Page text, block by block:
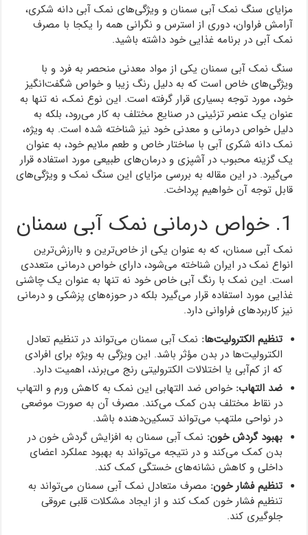
مزایای سنگ نمک آبی سمنان و ویژگی‌های نمک آبی دانه شکری،
آرامش فراوان، دوری از استرس و نگرانی همه را یکجا با مصرف
نمک آبی در برنامه غذایی خود داشته باشید.
سنگ نمک آبی سمنان یکی از مواد معدنی منحصر به فرد و با
ویژگی‌های خاص است که به دلیل رنگ زیبا و خواص شگفت‌انگیز
خود، مورد توجه بسیاری قرار گرفته است. این نوع نمک، نه تنها به
عنوان یک عنصر تزئینی در صنایع مختلف به کار می‌رود، بلکه به
دلیل خواص درمانی و معدنی خود نیز شناخته شده است. به ویژه،
نمک دانه شکری آبی با ساختار خاص و طعم ملایم خود، به عنوان
یک گزینه محبوب در آشپزی و درمان‌های طبیعی مورد استفاده قرار
می‌گیرد. در این مقاله به بررسی مزایای این سنگ نمک و ویژگی‌های
قابل توجه آن خواهیم پرداخت.
1. خواص درمانی نمک آبی سمنان
نمک آبی سمنان، که به عنوان یکی از خاص‌ترین و باارزش‌ترین
انواع نمک در ایران شناخته می‌شود، دارای خواص درمانی متعددی
است. این نمک با رنگ آبی خاص خود نه تنها به عنوان یک چاشنی
غذایی مورد استفاده قرار می‌گیرد بلکه در حوزه‌های پزشکی و درمانی
نیز کاربردهای فراوانی دارد.
تنظیم الکترولیت‌ها: نمک آبی سمنان می‌تواند در تنظیم تعادل
الکترولیت‌ها در بدن مؤثر باشد. این ویژگی به ویژه برای افرادی
که از کم‌آبی یا اختلالات الکترولیتی رنج می‌برند، اهمیت دارد.
ضد التهاب: خواص ضد التهابی این نمک به کاهش ورم و التهاب
در نقاط مختلف بدن کمک می‌کند. مصرف آن به صورت موضعی
در نواحی ملتهب می‌تواند تسکین‌دهنده باشد.
بهبود گردش خون: نمک آبی سمنان به افزایش گردش خون در
بدن کمک می‌کند و در نتیجه می‌تواند به بهبود عملکرد اعضای
داخلی و کاهش نشانه‌های خستگی کمک کند.
تنظیم فشار خون: مصرف متعادل نمک آبی سمنان می‌تواند به
تنظیم فشار خون کمک کند و از ایجاد مشکلات قلبی عروقی
جلوگیری کند.